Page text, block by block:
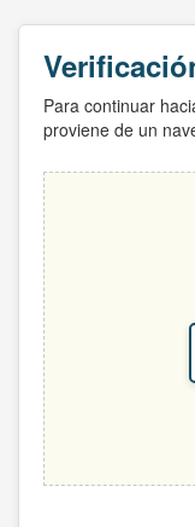
Para continuar
proviene de un